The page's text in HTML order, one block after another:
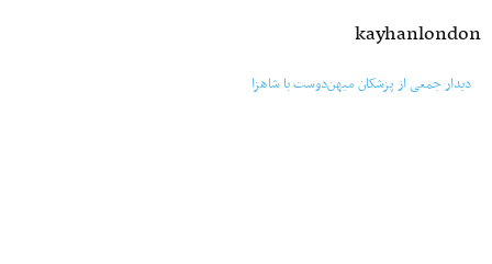
kayhanlondon
‏‏‏ ‏‏ ‏ دیدار جمعی از پزشکان میهن‌‎دوست با شاهزا